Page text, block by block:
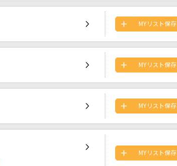
MYリスト保存
MYリスト保存
MYリスト保存
MYリスト保存